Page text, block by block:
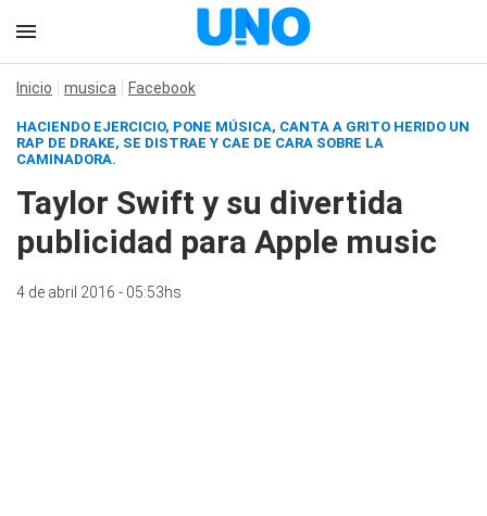
Inicio musica Facebook
HACIENDO EJERCICIO, PONE MÚSICA, CANTA A GRITO HERIDO UN
RAP DE DRAKE, SE DISTRAE Y CAE DE CARA SOBRE LA
CAMINADORA.
Taylor Swift y su divertida
publicidad para Apple music
4 de abril 2016 - 05:53hs